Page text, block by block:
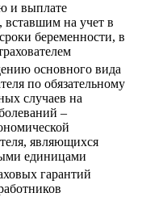
и выплате
на учет в
беременности, в
основного вида
по обязательному
случаев на
–
являющихся
единицами
гарантий